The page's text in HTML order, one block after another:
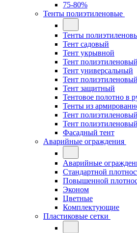
75-80%
Тенты полиэтиленовые
Тенты
Тент садовый
Тент укрывной
Тент
Тент универсальный
Тент
Тент защитный
Тентовое полотно в
Тенты из
Тент
Тент
Фасадный тент
Аварийные ограждения
Аварийные
Стандартной
Повышенной
Эконом
Цветные
Комплектующие
Пластиковые сетки